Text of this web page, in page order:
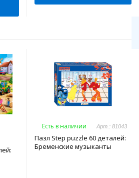
Есть в наличии Арт.: 81043
Пазл Step puzzle 60 деталей:
Бременские музыканты